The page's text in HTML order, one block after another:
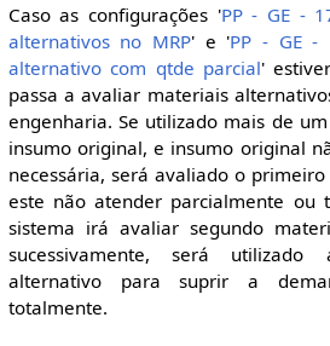
Caso as configurações 'PP - GE -
alternativos no MRP' e 'PP - GE -
alternativo com qtde parcial'
passa a avaliar materiais
engenharia. Se utilizado mais de
insumo original, e insumo original
necessária, será avaliado o
este não atender parcialmente ou
sistema irá avaliar segundo
sucessivamente, será
alternativo para suprir a
totalmente.